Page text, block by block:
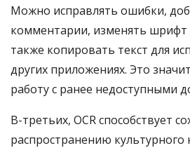
Можно исправлять ошибки,
комментарии, изменять шрифт
также копировать текст для
других приложениях. Это
работу с ранее недоступными
В-третьих, OCR способствует
распространению культурного